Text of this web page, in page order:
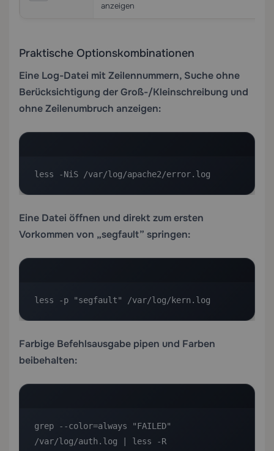
anzeigen
Praktische Optionskombinationen
Eine Log-Datei mit Zeilennummern, Suche ohne
Berücksichtigung der Groß-/Kleinschreibung und
ohne Zeilenumbruch anzeigen:
less -NiS /var/log/apache2/error.log
Eine Datei öffnen und direkt zum ersten
Vorkommen von „segfault” springen:
less -p "segfault" /var/log/kern.log
Farbige Befehlsausgabe pipen und Farben
beibehalten:
grep --color=always "FAILED"
/var/log/auth.log | less -R